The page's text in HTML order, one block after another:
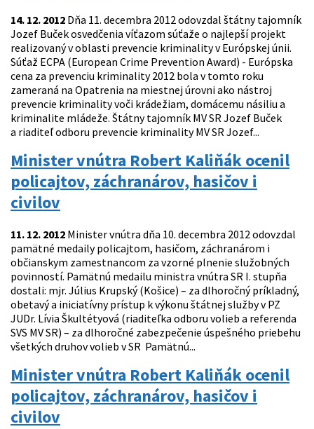
14. 12. 2012 Dňa 11. decembra 2012 odovzdal štátny tajomník
Jozef Buček osvedčenia víťazom súťaže o najlepší projekt
realizovaný v oblasti prevencie kriminality v Európskej únii.
Súťaž ECPA (European Crime Prevention Award) - Európska
cena za prevenciu kriminality 2012 bola v tomto roku
zameraná na Opatrenia na miestnej úrovni ako nástroj
prevencie kriminality voči krádežiam, domácemu násiliu a
kriminalite mládeže. Štátny tajomník MV SR Jozef Buček
a riaditeľ odboru prevencie kriminality MV SR Jozef...
Minister vnútra Robert Kaliňák ocenil
policajtov, záchranárov, hasičov i
civilov
11. 12. 2012 Minister vnútra dňa 10. decembra 2012 odovzdal
pamätné medaily policajtom, hasičom, záchranárom i
občianskym zamestnancom za vzorné plnenie služobných
povinností. Pamätnú medailu ministra vnútra SR I. stupňa
dostali: mjr. Július Krupský (Košice) – za dlhoročný príkladný,
obetavý a iniciatívny prístup k výkonu štátnej služby v PZ
JUDr. Lívia Škultétyová (riaditeľka odboru volieb a referenda
SVS MV SR) – za dlhoročné zabezpečenie úspešného priebehu
všetkých druhov volieb v SR Pamätnú...
Minister vnútra Robert Kaliňák ocenil
policajtov, záchranárov, hasičov i
civilov